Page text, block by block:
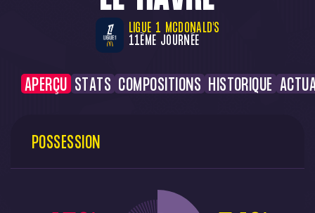
LIGUE 1 MCDONALD'S
11ÈME JOURNÉE
APERÇU STATS COMPOSITIONS HISTORIQUE
POSSESSION